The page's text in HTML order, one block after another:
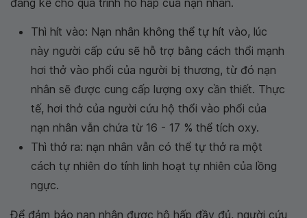
đáng kể cho quá trình hô hấp của nạn nhân.
Thì hít vào: Nạn nhân không thể tự hít vào, lúc
này người cấp cứu sẽ hỗ trợ bằng cách thổi mạnh
hơi thở vào phổi của người bị thương, từ đó nạn
nhân sẽ được cung cấp lượng oxy cần thiết. Thực
tế, hơi thở của người cứu hộ thổi vào phổi của
nạn nhân vẫn chứa từ 16 - 17 % thể tích oxy.
Thì thở ra: nạn nhân vẫn có thể tự thở ra một
cách tự nhiên do tính linh hoạt tự nhiên của lồng
ngực.
Để đảm bảo nạn nhân được hô hấp đầy đủ, người cứu